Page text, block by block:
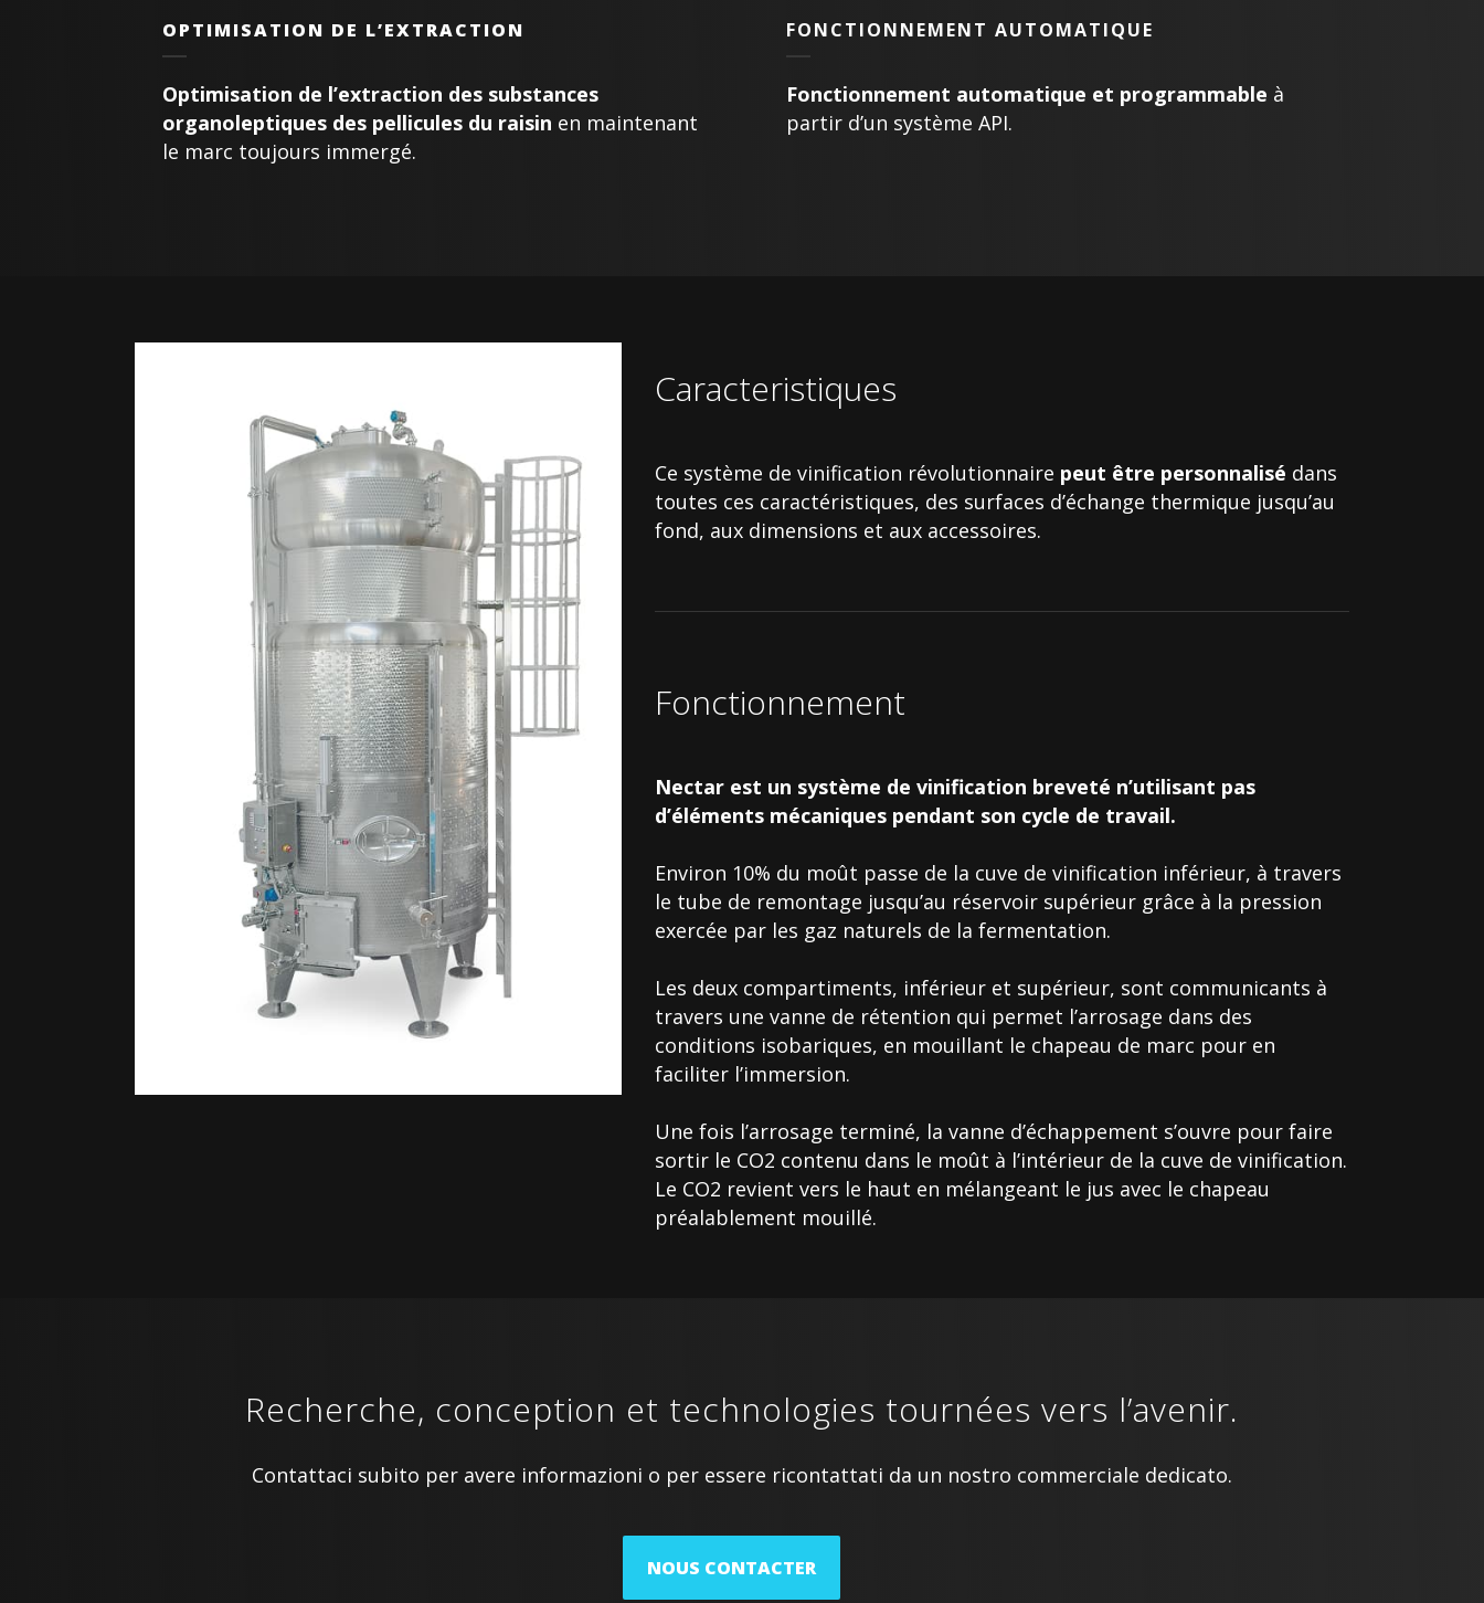
OPTIMISATION DE L’EXTRACTION
Optimisation de l’extraction des substances
organoleptiques des pellicules du raisin en maintenant
le marc toujours immergé.
FONCTIONNEMENT AUTOMATIQUE
Fonctionnement automatique et programmable à
partir d’un système API.
Caracteristiques
Ce système de vinification révolutionnaire peut être personnalisé dans
toutes ces caractéristiques, des surfaces d’échange thermique jusqu’au
fond, aux dimensions et aux accessoires.
Fonctionnement
Nectar est un système de vinification breveté n’utilisant pas
d’éléments mécaniques pendant son cycle de travail.
Environ 10% du moût passe de la cuve de vinification inférieur, à travers
le tube de remontage jusqu’au réservoir supérieur grâce à la pression
exercée par les gaz naturels de la fermentation.
Les deux compartiments, inférieur et supérieur, sont communicants à
travers une vanne de rétention qui permet l’arrosage dans des
conditions isobariques, en mouillant le chapeau de marc pour en
faciliter l’immersion.
Une fois l’arrosage terminé, la vanne d’échappement s’ouvre pour faire
sortir le CO2 contenu dans le moût à l’intérieur de la cuve de vinification.
Le CO2 revient vers le haut en mélangeant le jus avec le chapeau
préalablement mouillé.
Recherche, conception et technologies tournées vers l’avenir.
Contattaci subito per avere informazioni o per essere ricontattati da un nostro commerciale dedicato.
NOUS CONTACTER